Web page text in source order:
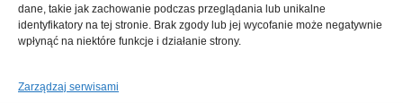
dane, takie jak zachowanie podczas przeglądania lub unikalne
identyfikatory na tej stronie. Brak zgody lub jej wycofanie może negatywnie
wpłynąć na niektóre funkcje i działanie strony.
Zarządzaj serwisami